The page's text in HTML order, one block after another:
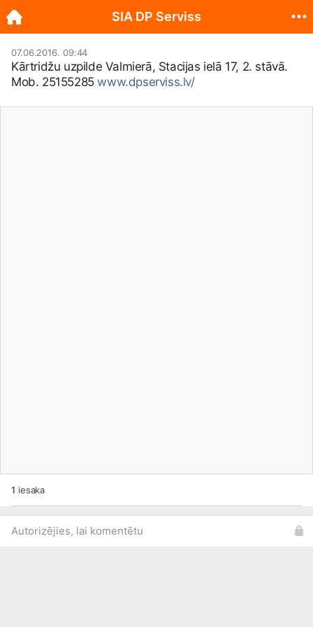
07.06.2016. 09:44
Kārtridžu uzpilde Valmierā, Stacijas ielā 17, 2. stāvā.
Mob. 25155285www.dpserviss.lv/
1 iesaka
Autorizējies, lai komentētu
SIA DP Serviss